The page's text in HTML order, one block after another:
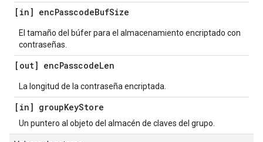
[in] encPasscodeBufSize
El tamaño del búfer para el almacenamiento encriptado con
contraseñas.
[out] encPasscodeLen
La longitud de la contraseña encriptada.
[in] groupKeyStore
Un puntero al objeto del almacén de claves del grupo.